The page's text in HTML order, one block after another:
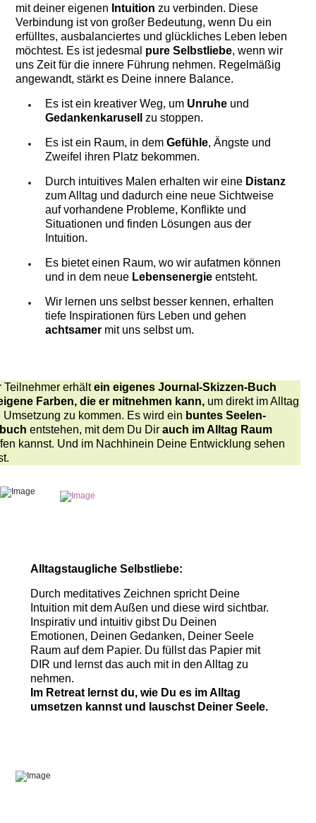
mit deiner eigenen Intuition zu verbinden. Diese
Verbindung ist von großer Bedeutung, wenn Du ein
erfülltes, ausbalanciertes und glückliches Leben leben
möchtest. Es ist jedesmal pure Selbstliebe, wenn wir
uns Zeit für die innere Führung nehmen. Regelmäßig
angewandt, stärkt es Deine innere Balance.
Es ist ein kreativer Weg, um Unruhe und
Gedankenkarusell
zu stoppen.
Es ist ein Raum, in demGefühle, Ängste und
Zweifel ihren Platz bekommen.
Durch intuitives Malen erhalten wir eine Distanz
zum Alltag und dadurch eine neue Sichtweise
auf vorhandene Probleme, Konflikte und
Situationen und finden Lösungen aus der
Intuition.
Es bietet einen Raum, wo wir aufatmen können
und in dem neue Lebensenergieentsteht.
Wir lernen uns selbst besser kennen, erhalten
tiefe Inspirationen fürs Leben und gehen
achtsamer mit uns selbst um.
Teilnehmer erhältein eigenes Journal-Skizzen-Buch
Farben, die er mitnehmen kann,um direkt im Alltag
Umsetzung zu kommen. Es wird ein buntes Seelen-
entstehen, mit dem Du Dir auch im Alltag Raum
kannst. Und im Nachhinein Deine Entwicklung sehen
Alltagstaugliche Selbstliebe:
Durch meditatives Zeichnen spricht Deine
Intuition mit dem Außen und diese wird sichtbar.
Inspirativ und intuitiv gibst Du Deinen
Emotionen, Deinen Gedanken, Deiner Seele
Raum auf dem Papier. Du füllst das Papier mit
DIR und lernst das auch mit in den Alltag zu
nehmen.
Im Retreat lernst du, wie Du es im Alltag
umsetzen kannst und lauschst Deiner Seele.